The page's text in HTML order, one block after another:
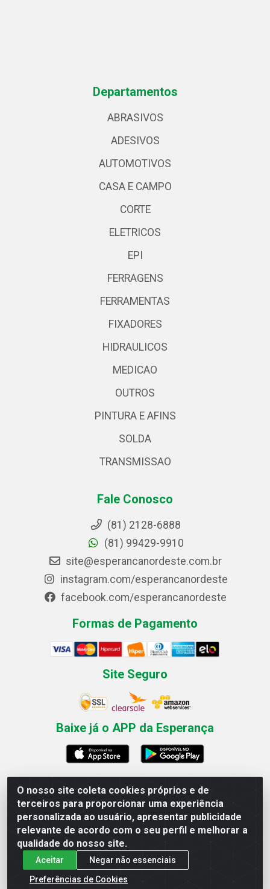
O nosso site coleta cookies próprios e de
terceiros para proporcionar uma experiência
personalizada ao usuário, apresentar publicidade
relevante de acordo com o seu perfil e melhorar a
qualidade do nosso site.
Aceitar
Negar não essenciais
Preferências de Cookies
Departamentos
ABRASIVOS
ADESIVOS
AUTOMOTIVOS
CASA E CAMPO
CORTE
ELETRICOS
EPI
FERRAGENS
FERRAMENTAS
FIXADORES
HIDRAULICOS
MEDICAO
OUTROS
PINTURA E AFINS
SOLDA
TRANSMISSAO
Fale Conosco
(81) 2128-6888
(81) 99429-9910
site@esperancanordeste.com.br
instagram.com/esperancanordeste
facebook.com/esperancanordeste
Formas de Pagamento
Site Seguro
Baixe já o APP da Esperança
Esperança Nordeste - Rua Professor Caldas Filho, 291 -
Estância - Recife / PE CEP: 50771-335 - CNPJ
03.666.136/0001-23